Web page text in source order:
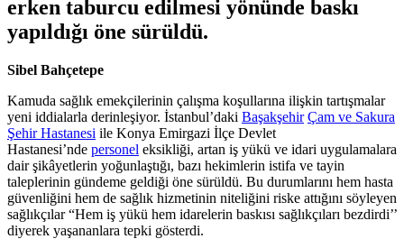
erken taburcu edilmesi yönünde baskı
yapıldığı öne sürüldü.
Sibel Bahçetepe
Kamuda sağlık emekçilerinin çalışma koşullarına ilişkin tartışmalar
yeni iddialarla derinleşiyor. İstanbul’daki Başakşehir Çam ve Sakura
Şehir Hastanesi ile Konya Emirgazi İlçe Devlet
Hastanesi’nde personel eksikliği, artan iş yükü ve idari uygulamalara
dair şikâyetlerin yoğunlaştığı, bazı hekimlerin istifa ve tayin
taleplerinin gündeme geldiği öne sürüldü. Bu durumlarını hem hasta
güvenliğini hem de sağlık hizmetinin niteliğini riske attığını söyleyen
sağlıkçılar “Hem iş yükü hem idarelerin baskısı sağlıkçıları bezdirdi’’
diyerek yaşananlara tepki gösterdi.